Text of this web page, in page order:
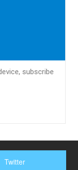
subscribe
Twitter